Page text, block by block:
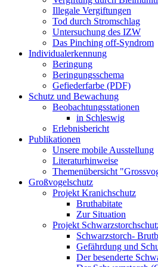
Illegale Vergiftungen
Tod durch Stromschlag
Untersuchung des IZW
Das Pinching off-Syndrom
Individualerkennung
Beringung
Beringungsschema
Gefiederfarbe (PDF)
Schutz und Bewachung
Beobachtungsstationen
in Schleswig
Erlebnisbericht
Publikationen
Unsere mobile Ausstellung
Literaturhinweise
Themenübersicht
Großvogelschutz
Projekt Kranichschutz
Bruthabitate
Zur Situation
Projekt
Schwarzstorch-
Gefährdung und
Der besenderte